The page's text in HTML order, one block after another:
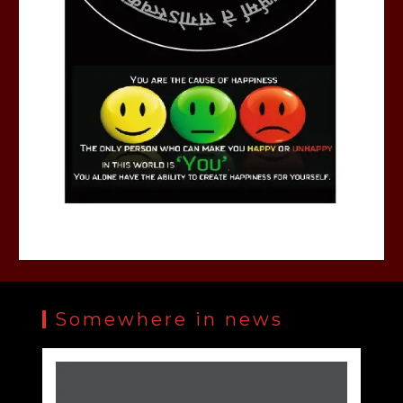
Somewhere in news